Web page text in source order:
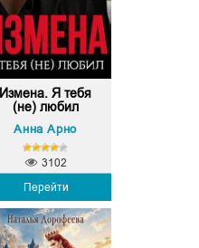
Измена. Я тебя
(не) любил
Анна Арно
Перейти
3102